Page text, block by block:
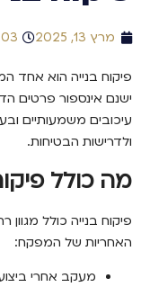
מרץ 13, 2025 pm
פיקוח בנייה הוא אחד
ישנם אינספור פרטים
עיכובים משמעותיים
ולדרישות הבטיחות.
מה כולל
פיקוח בנייה כולל
האחריות של המפקח:
מעקב אחרי